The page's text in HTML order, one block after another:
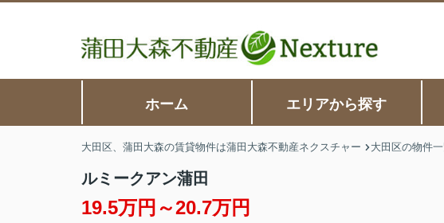
ホーム エリアから探す
大田区、蒲田大森の賃貸物件は蒲田大森不動産ネクスチャー 大田区の物件
ルミークアン蒲田
19.5万円～20.7万円